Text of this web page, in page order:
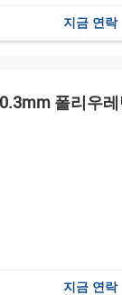
지금 연락
폴리우
지금 연락